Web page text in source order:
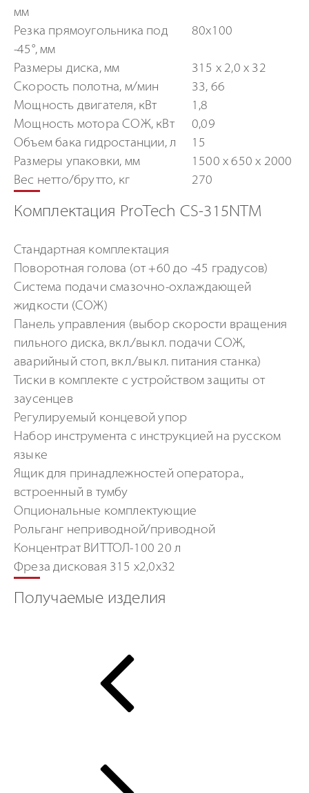
мм
Резка прямоугольника под
-45°, мм
80х100
Размеры диска, мм
315 х 2,0 х 32
Скорость полотна, м/мин
33, 66
Мощность двигателя, кВт
1,8
Мощность мотора СОЖ, кВт
0,09
Объем бака гидростанции, л
15
Размеры упаковки, мм
1500 x 650 x 2000
Вес нетто/брутто, кг
270
Комплектация ProTech CS-315NTM
Стандартная комплектация
Поворотная голова (от +60 до -45 градусов)
Система подачи смазочно-охлаждающей
жидкости (СОЖ)
Панель управления (выбор скорости вращения
пильного диска, вкл./выкл. подачи СОЖ,
аварийный стоп, вкл./выкл. питания станка)
Тиски в комплекте с устройством защиты от
заусенцев
Регулируемый концевой упор
Набор инструмента с инструкцией на русском
языке
Ящик для принадлежностей оператора.,
встроенный в тумбу
Опциональные комплектующие
Рольганг неприводной/приводной
Концентрат ВИТТОЛ-100 20 л
Фреза дисковая 315 х2,0х32
Получаемые изделия